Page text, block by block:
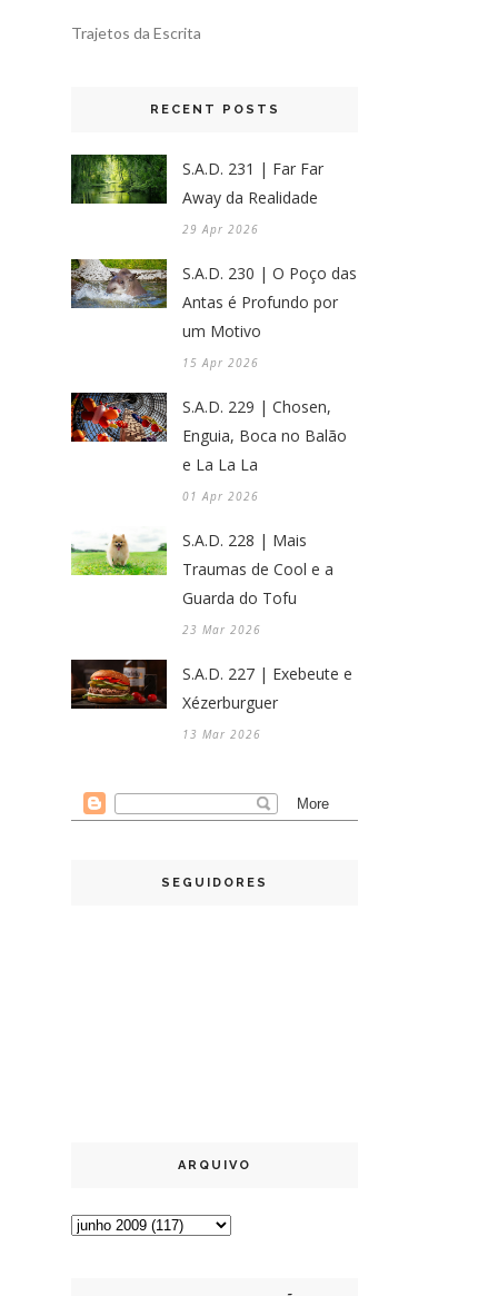
Trajetos da Escrita
RECENT POSTS
S.A.D. 231 | Far Far
Away da Realidade
29 Apr 2026
S.A.D. 230 | O Poço das
Antas é Profundo por
um Motivo
15 Apr 2026
S.A.D. 229 | Chosen,
Enguia, Boca no Balão
e La La La
01 Apr 2026
S.A.D. 228 | Mais
Traumas de Cool e a
Guarda do Tofu
23 Mar 2026
S.A.D. 227 | Exebeute e
Xézerburguer
13 Mar 2026
SEGUIDORES
ARQUIVO